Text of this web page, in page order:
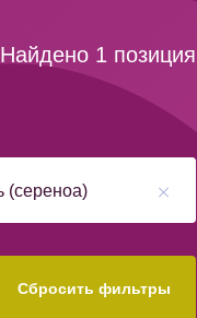
Найдено 1 позиция
Сбросить фильтры